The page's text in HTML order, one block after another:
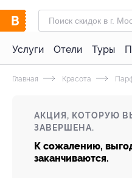
Услуги Отели Туры
Главная Красота
АКЦИЯ, КОТОРУЮ
ЗАВЕРШЕНА.
К сожалению,
заканчиваются.